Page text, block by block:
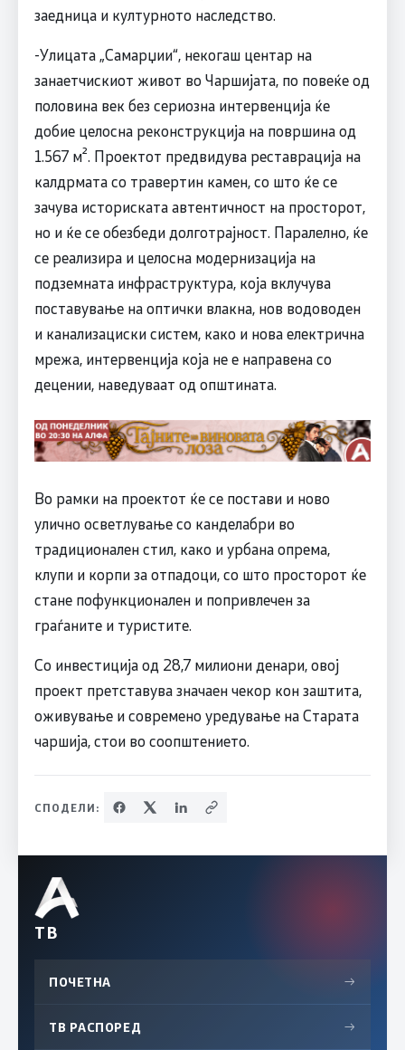
заедница и културното наследство.
-Улицата „Самарџии“, некогаш центар на
занаетчискиот живот во Чаршијата, по повеќе од
половина век без сериозна интервенција ќе
добие целосна реконструкција на површина од
1.567 м². Проектот предвидува реставрација на
калдрмата со травертин камен, со што ќе се
зачува историската автентичност на просторот,
но и ќе се обезбеди долготрајност. Паралелно, ќе
се реализира и целосна модернизација на
подземната инфраструктура, која вклучува
поставување на оптички влакна, нов водоводен
и канализациски систем, како и нова електрична
мрежа, интервенција која не е направена со
децении, наведуваат од општината.
Во рамки на проектот ќе се постави и ново
улично осветлување со канделабри во
традиционален стил, како и урбана опрема,
клупи и корпи за отпадоци, со што просторот ќе
стане пофункционален и попривлечен за
граѓаните и туристите.
Со инвестиција од 28,7 милиони денари, овој
проект претставува значаен чекор кон заштита,
оживување и современо уредување на Старата
чаршија, стои во соопштението.
СПОДЕЛИ:
ТВ
ПОЧЕТНА →
ТВ РАСПОРЕД →